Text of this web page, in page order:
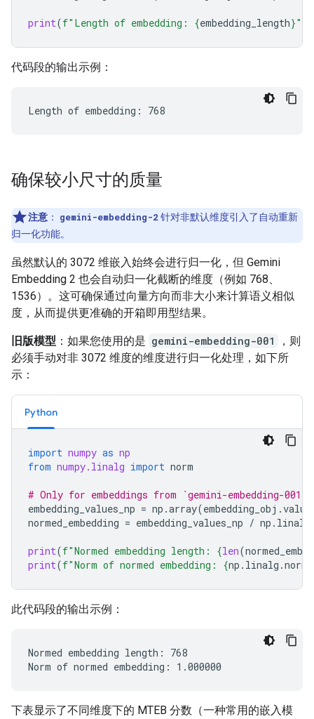
print(f"Length of embedding: {embedding_length}"
代码段的输出示例：
确保较小尺寸的质量
注意 ： gemini-embedding-2针对非默认维度引入了自动重新
归一化功能。
虽然默认的 3072 维嵌入始终会进行归一化，但 Gemini
Embedding 2 也会自动归一化截断的维度（例如 768、
1536）。这可确保通过向量方向而非大小来计算语义相似
度，从而提供更准确的开箱即用型结果。
旧版模型 ：如果您使用的是 gemini-embedding-001
，则
必须手动对非 3072 维度的维度进行归一化处理，如下所
示：
Python
import numpy as np
from numpy.linalg import norm
# Only for embeddings from `gemini-embedding-001`
embedding_values_np = np .array(embedding_obj .
normed_embedding = embedding_values_np / np . linalg
print(f"Normed embedding length: {len(
print(f"Norm of normed embedding: {np . linalg .norm
此代码段的输出示例：
Normed embedding length: 768
下表显示了不同维度下的 MTEB 分数（一种常用的嵌入模